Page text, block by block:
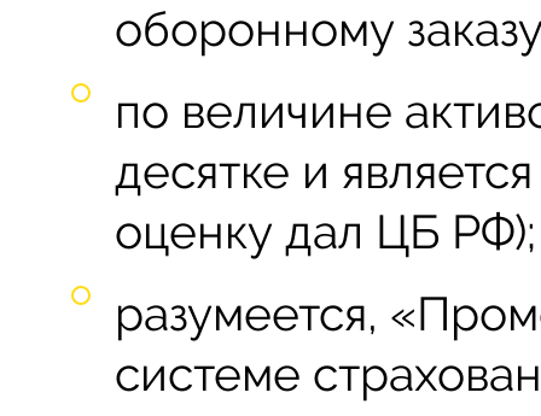
оборонному
по величине
десятке и
оценку дал ЦБ РФ);
разумеется,
системе